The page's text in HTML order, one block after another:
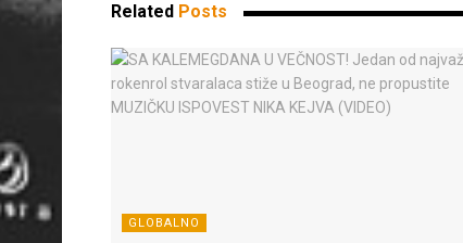
Related Posts
GLOBALNO